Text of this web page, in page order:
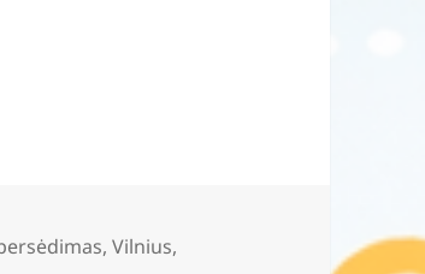
,Vilnius,